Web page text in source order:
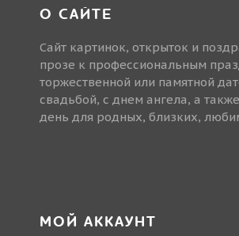
О САЙТЕ
Сайт картинок, открыток и
прозе к профессиональным
торжественной или памятной
свадьбой, с днем ангела, а
день для родных, близких,
МОЙ АККАУНТ